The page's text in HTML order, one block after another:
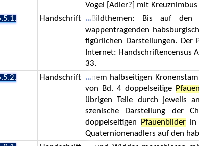
Vogel [Adler?] mit Kreuznimbus
Handschrift
Bildthemen: Bis auf den
wappentragenden
figürlichen Darstellungen. Der
Internet: Handschriftencensus
33.
Handschrift
nem halbseitigen
von Bd. 4 doppelseitige
übrigen Teile durch jeweils
szenische Darstellung der
doppelseitigen
Pfauenbilderin
Quaternionenadlers auf den